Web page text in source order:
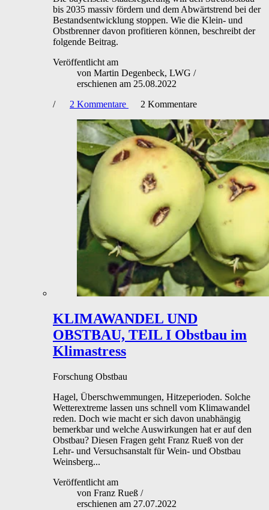
bis 2035 massiv fördern und dem Abwärtstrend bei der
Bestandsentwicklung stoppen. Wie die Klein- und
Obstbrenner davon profitieren können, beschreibt der
folgende Beitrag.
Veröffentlicht am
von Martin Degenbeck, LWG /
erschienen am 25.08.2022
/
2 Kommentare 2 Kommentare
KLIMAWANDEL UND
OBSTBAU, TEIL I Obstbau im
Klimastress
Forschung Obstbau
Hagel, Überschwemmungen, Hitzeperioden. Solche
Wetterextreme lassen uns schnell vom Klimawandel
reden. Doch wie macht er sich davon unabhängig
bemerkbar und welche Auswirkungen hat er auf den
Obstbau? Diesen Fragen geht Franz Rueß von der
Lehr- und Versuchsanstalt für Wein- und Obstbau
Weinsberg...
Veröffentlicht am
von Franz Rueß /
erschienen am 27.07.2022